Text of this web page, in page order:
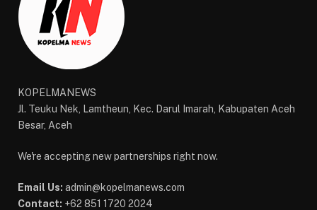
KOPELMANEWS
Jl. Teuku Nek, Lamtheun, Kec. Darul Imarah, Kabupaten Aceh
Besar, Aceh
We're accepting new partnerships right now.
Email Us: admin@kopelmanews.com
Contact: +62 851 1720 2024